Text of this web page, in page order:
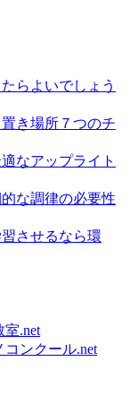
らよいでしょう
き場所７つのチ
なアップライト
な調律の必要性
させるなら環
.net
ンクール.net